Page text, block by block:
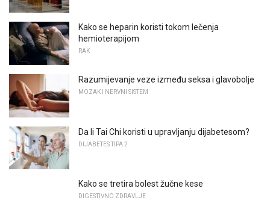
Kako se heparin koristi tokom lečenja
hemioterapijom
RAK
Razumijevanje veze između seksa i glavobolje
MOZAK I NERVNI SISTEM
Da li Tai Chi koristi u upravljanju dijabetesom?
DIJABETES TIPA 2
Kako se tretira bolest žučne kese
DIGESTIVNO ZDRAVLJE